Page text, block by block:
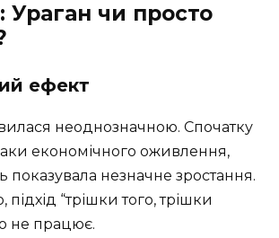
Ураган чи просто
ефект
неоднозначною. Спочатку
економічного оживлення,
показувала незначне зростання.
підхід “трішки того, трішки
не працює.